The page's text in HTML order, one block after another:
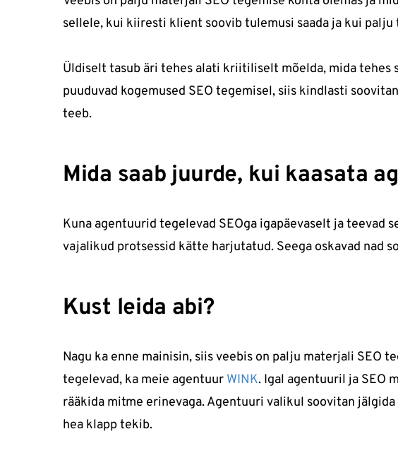
sellele, kui kiiresti klient soovib tulemusi saada ja kui palju
Üldiselt tasub äri tehes alati kriitiliselt mõelda, mida
puuduvad kogemused SEO tegemisel, siis kindlasti
teeb.
Mida saab juurde, kui kaasata
Kuna agentuurid tegelevad SEOga igapäevaselt ja
vajalikud protsessid kätte harjutatud. Seega oskavad nad
Kust leida abi?
Nagu ka enne mainisin, siis veebis on palju materjali SEO
tegelevad, ka meie agentuur WINK. Igal agentuuril ja SEO
rääkida mitme erinevaga. Agentuuri valikul soovitan
hea klapp tekib.